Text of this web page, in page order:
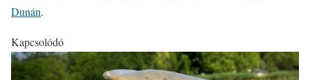
Dunán.
Kapcsolódó